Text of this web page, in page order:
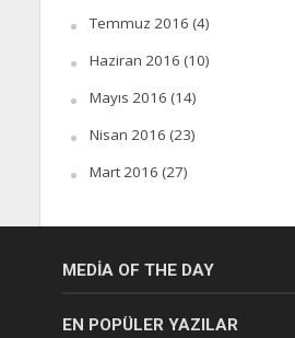
Temmuz 2016 (4)
Haziran 2016 (10)
Mayıs 2016 (14)
Nisan 2016 (23)
Mart 2016 (27)
MEDIA OF THE DAY
EN POPÜLER YAZILAR